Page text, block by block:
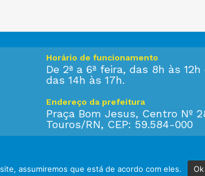
Horário de funcionamento
De 2ª a 6ª feira, das 8h às 12h
das 14h às 17h.
Endereço da prefeitura
Praça Bom Jesus, Centro Nº
Touros/RN, CEP: 59.584-000
assumiremos que está de acordo com eles. Ok